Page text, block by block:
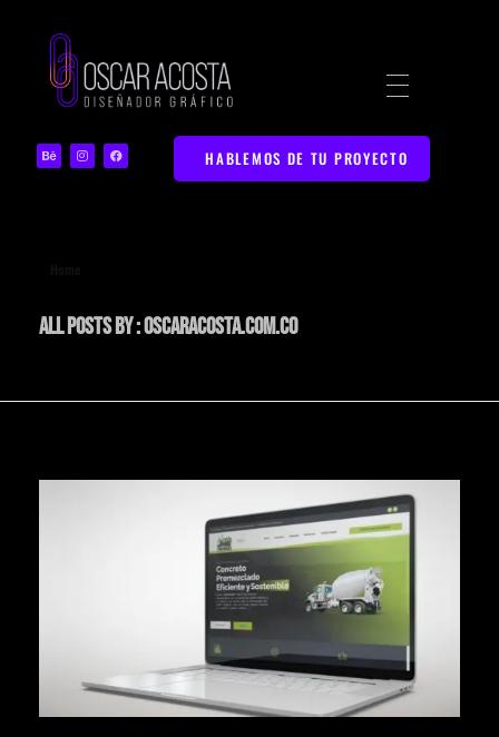
Diseñador Gráfico | Portafolio Web Creativo
Portafolio de Diseño Gráfico y Marketing Digital en Bucaramanga
HABLEMOS DE TU PROYECTO
All posts by : oscaracosta.com.co